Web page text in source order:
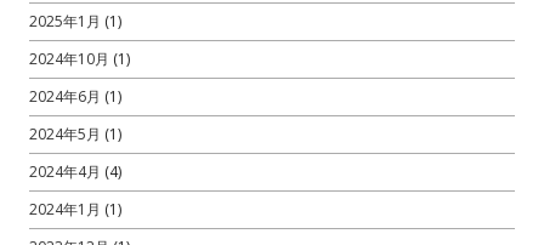
2025年1月 (1)
2024年10月 (1)
2024年6月 (1)
2024年5月 (1)
2024年4月 (4)
2024年1月 (1)